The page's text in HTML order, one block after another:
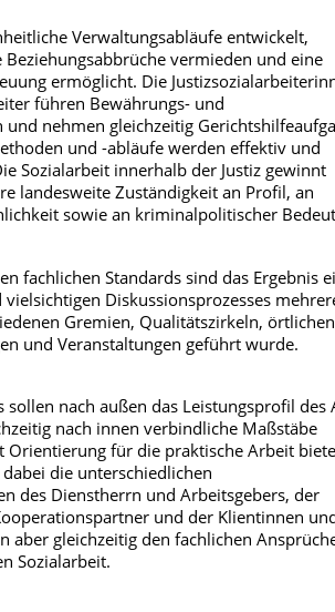
Verwaltungsabläufe entwickelt,
vermieden und eine
ermöglicht. Die
führen Bewährungs- und
und nehmen gleichzeitig
und -abläufe werden effektiv und
Sozialarbeit innerhalb der Justiz gewinnt
landesweite Zuständigkeit an Profil, an
sowie an kriminalpolitischer
fachlichen Standards sind das Ergebnis
Diskussionsprozesses
Gremien, Qualitätszirkeln, örtlichen
und Veranstaltungen geführt wurde.
sollen nach außen das Leistungsprofil des
nach innen verbindliche Maßstäbe
Orientierung für die praktische Arbeit
die unterschiedlichen
des Dienstherrn und Arbeitsgebers, der
und der Klientinnen
aber gleichzeitig den fachlichen
Sozialarbeit.